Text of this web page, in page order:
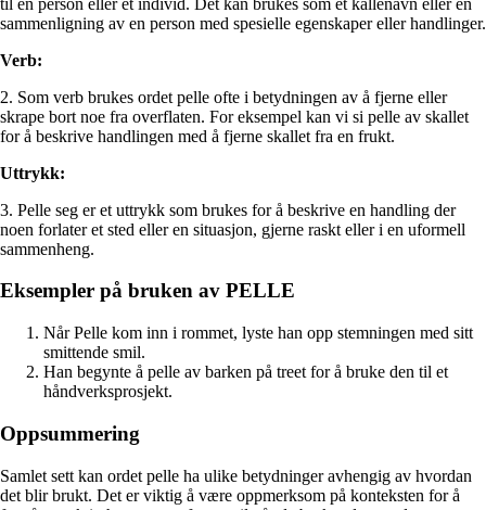
sammenligning av en person med spesielle egenskaper eller handlinger.
Verb:
2. Som verb brukes ordet pelle ofte i betydningen av å fjerne eller
skrape bort noe fra overflaten. For eksempel kan vi si pelle av skallet
for å beskrive handlingen med å fjerne skallet fra en frukt.
Uttrykk:
3. Pelle seg er et uttrykk som brukes for å beskrive en handling der
noen forlater et sted eller en situasjon, gjerne raskt eller i en uformell
sammenheng.
Eksempler på bruken av PELLE
Når Pelle kom inn i rommet, lyste han opp stemningen med sitt
smittende smil.
Han begynte å pelle av barken på treet for å bruke den til et
håndverksprosjekt.
Oppsummering
Samlet sett kan ordet pelle ha ulike betydninger avhengig av hvordan
det blir brukt. Det er viktig å være oppmerksom på konteksten for å